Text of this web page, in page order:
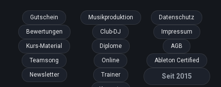
Gutschein
Bewertungen
Kurs-Material
Teamsong
Newsletter
Musikproduktion
Club-DJ
Diplome
Online
Trainer
Datenschutz
Impressum
AGB
Ableton Certified
Seit 2015